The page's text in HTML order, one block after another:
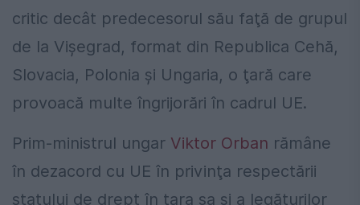
critic decât predecesorul său faţă de grupul
de la Vişegrad, format din Republica Cehă,
Slovacia, Polonia şi Ungaria, o ţară care
provoacă multe îngrijorări în cadrul UE.
Prim-ministrul ungar Viktor Orban rămâne
în dezacord cu UE în privinţa respectării
statului de drept în ţara sa şi a legăturilor